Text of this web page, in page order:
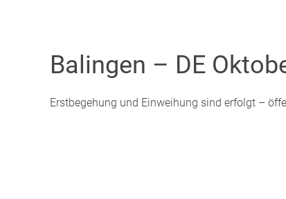
Balingen – DE
Erstbegehung und Einweihung sind erfolgt –